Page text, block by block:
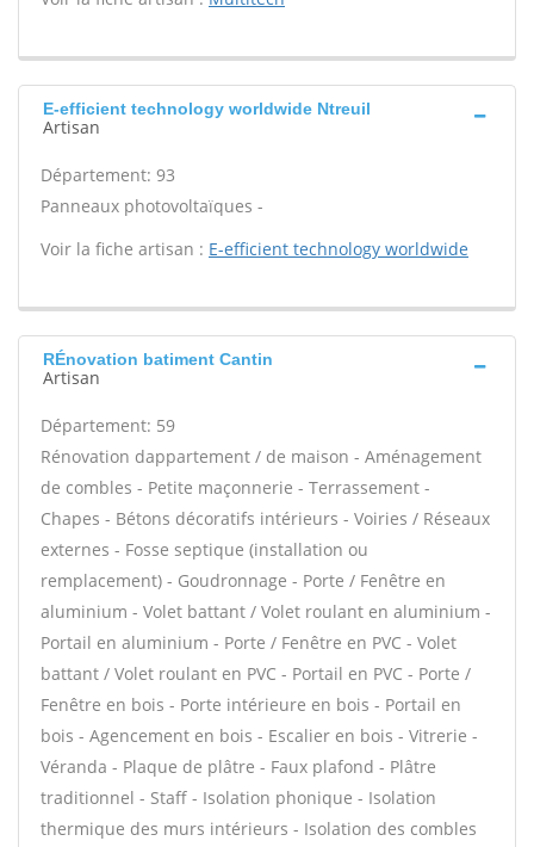
E-efficient technology worldwide Ntreuil
Artisan
Département: 93
Panneaux photovoltaïques -
Voir la fiche artisan : E-efficient technology worldwide
RÉnovation batiment Cantin
Artisan
Département: 59
Rénovation dappartement / de maison - Aménagement
de combles - Petite maçonnerie - Terrassement -
Chapes - Bétons décoratifs intérieurs - Voiries / Réseaux
externes - Fosse septique (installation ou
remplacement) - Goudronnage - Porte / Fenêtre en
aluminium - Volet battant / Volet roulant en aluminium -
Portail en aluminium - Porte / Fenêtre en PVC - Volet
battant / Volet roulant en PVC - Portail en PVC - Porte /
Fenêtre en bois - Porte intérieure en bois - Portail en
bois - Agencement en bois - Escalier en bois - Vitrerie -
Véranda - Plaque de plâtre - Faux plafond - Plâtre
traditionnel - Staff - Isolation phonique - Isolation
thermique des murs intérieurs - Isolation des combles